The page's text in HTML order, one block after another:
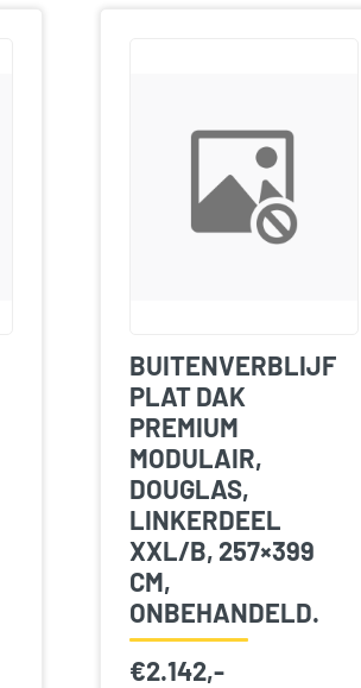
BUITENVERBLIJF
PLAT DAK
PREMIUM
MODULAIR,
DOUGLAS,
LINKERDEEL
XXL/B, 257×399
CM,
ONBEHANDELD.
€2.142,-